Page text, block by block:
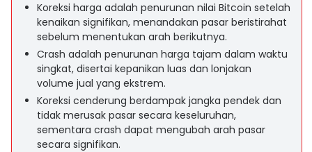
Koreksi harga adalah penurunan nilai Bitcoin setelah
kenaikan signifikan, menandakan pasar beristirahat
sebelum menentukan arah berikutnya.
Crash adalah penurunan harga tajam dalam waktu
singkat, disertai kepanikan luas dan lonjakan
volume jual yang ekstrem.
Koreksi cenderung berdampak jangka pendek dan
tidak merusak pasar secara keseluruhan,
sementara crash dapat mengubah arah pasar
secara signifikan.